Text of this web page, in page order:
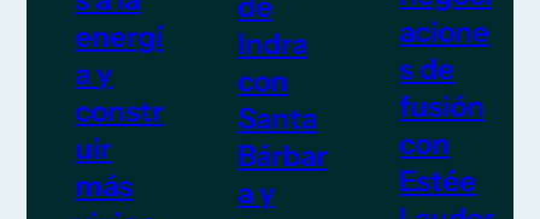
energí
a y
constr
uir
más
Indra
con
Santa
Bárbar
a y
acione
s de
fusión
con
Estée